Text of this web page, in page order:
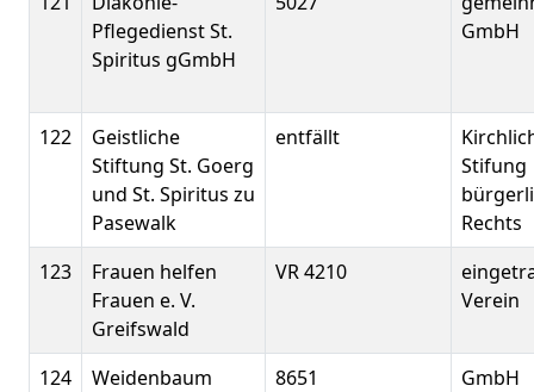
Pflegedienst St.
Spiritus gGmbH
GmbH
122
Geistliche
Stiftung St. Goerg
und St. Spiritus zu
Pasewalk
entfällt
Stifung
Rechts
123
Frauen helfen
Frauen e. V.
Greifswald
VR 4210
Verein
124
Weidenbaum
8651 GmbH